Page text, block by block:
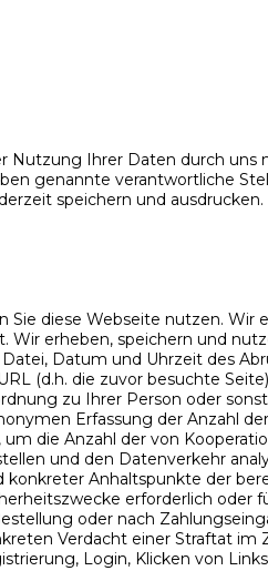
Nutzung Ihrer Daten durch
genannte verantwortliche
speichern und ausdrucken.
Sie diese Webseite nutzen.
erheben, speichern und
Datum und Uhrzeit des
(d.h. die zuvor besuchte
zu Ihrer Person oder
Erfassung der Anzahl
die Anzahl der von
und den Datenverkehr
konkreter Anhaltspunkte der
erforderlich
oder nach
Verdacht einer Straftat
Login, Klicken von